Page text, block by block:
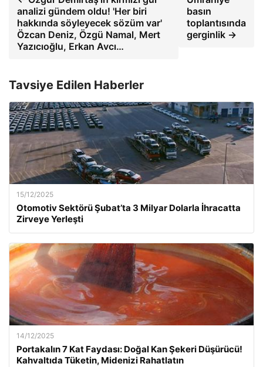
analizi gündem oldu! 'Her biri
hakkında söyleyecek sözüm var'
Özcan Deniz, Özgü Namal, Mert
Yazıcıoğlu, Erkan Avcı…
basın
toplantısında
gerginlik →
Tavsiye Edilen Haberler
15/12/2025
Otomotiv Sektörü Şubat’ta 3 Milyar Dolarla İhracatta
Zirveye Yerleşti
14/12/2025
Portakalın 7 Kat Faydası: Doğal Kan Şekeri Düşürücü!
Kahvaltıda Tüketin, Midenizi Rahatlatın